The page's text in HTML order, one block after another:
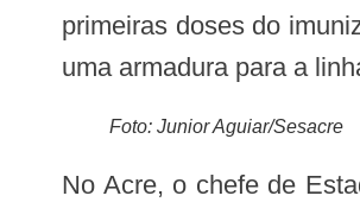
primeiras doses do
uma armadura para a
Foto: Junior Aguiar/Sesacre
No Acre, o chefe de Estado, Gladson Cameli, foi em busca de trazer o quanto antes as doses do imunizante para proteger os